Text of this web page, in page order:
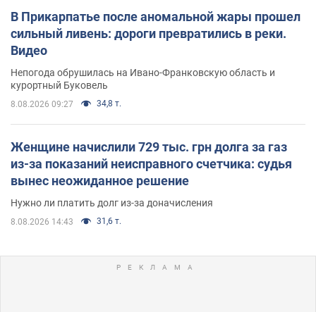
В Прикарпатье после аномальной жары прошел
сильный ливень: дороги превратились в реки.
Видео
Непогода обрушилась на Ивано-Франковскую область и
курортный Буковель
8.08.2026 09:27 34,8 т.
Женщине начислили 729 тыс. грн долга за газ
из-за показаний неисправного счетчика: судья
вынес неожиданное решение
Нужно ли платить долг из-за доначисления
8.08.2026 14:43 31,6 т.